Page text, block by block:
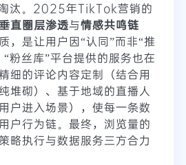
汰。2025年TikTok营销的
直圈层渗透与情感共鸣链
，是让用户因“认同”而非“推
粉丝库”平台提供的服务也在
细的评论内容定制（结合用
堆砌）、基于地域的直播人
户进入场景），使每一条数
户行为链。最终，浏览量的
略执行与数据服务三方合力